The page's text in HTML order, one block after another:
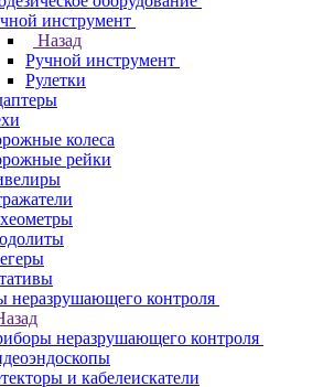
инструмент
Назад
Ручной инструмент
Рулетки
колеса
рейки
неразрушающего контроля
неразрушающего контроля
и кабелеискатели